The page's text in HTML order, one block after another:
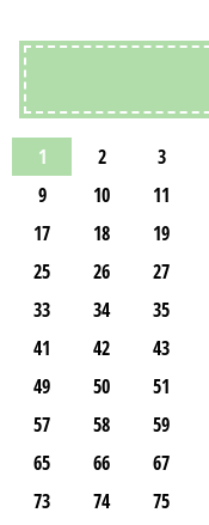
1 2 3
9
10 11
17
18 19
25
26 27
33
34 35
41
42 43
49
50 51
57
58 59
65
66 67
73
74 75